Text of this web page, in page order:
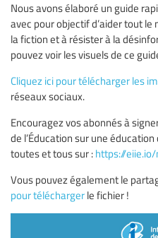
Nous avons élaboré un guide
avec pour objectif d’aider tout
la fiction et à résister à la
pouvez voir les visuels de ce
Cliquez ici pour télécharger les
réseaux sociaux.
Encouragez vos abonnés à
de l’Éducation sur une
toutes et tous sur : https://
Vous pouvez également le
pour télécharger le fichier !